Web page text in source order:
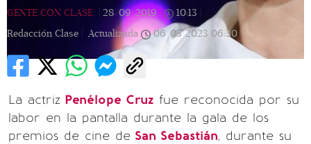
GENTE CON CLASE 28/09/2019 | 10:13
Redacción Clase |
Actualizada 06/05/2023 06:30
La actriz Penélope Cruz fue reconocida por su
labor en la pantalla durante la gala de los
premios de cine de San Sebastián, durante su